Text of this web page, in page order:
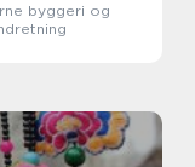
byggeri og